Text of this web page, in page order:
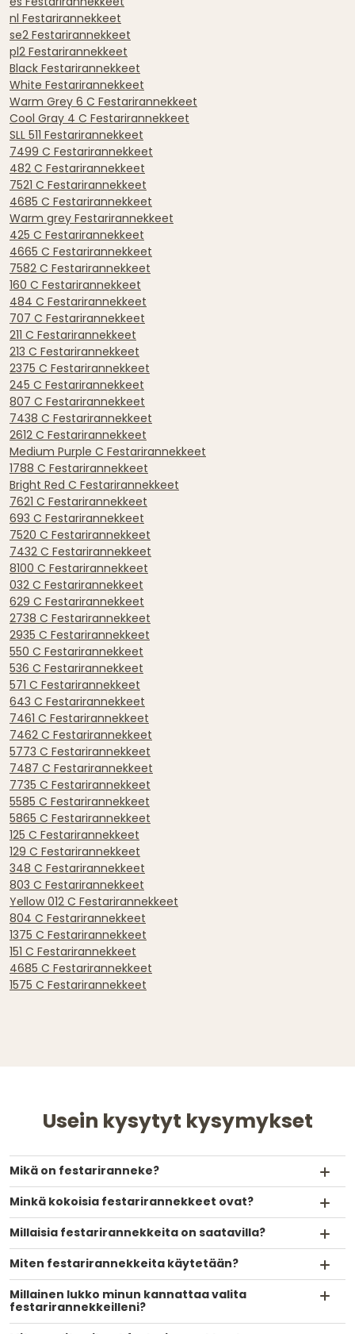
nl Festarirannekkeet
se2 Festarirannekkeet
pl2 Festarirannekkeet
Black Festarirannekkeet
White Festarirannekkeet
Warm Grey 6 C Festarirannekkeet
Cool Gray 4 C Festarirannekkeet
SLL 511 Festarirannekkeet
7499 C Festarirannekkeet
482 C Festarirannekkeet
7521 C Festarirannekkeet
4685 C Festarirannekkeet
Warm grey Festarirannekkeet
425 C Festarirannekkeet
4665 C Festarirannekkeet
7582 C Festarirannekkeet
160 C Festarirannekkeet
484 C Festarirannekkeet
707 C Festarirannekkeet
211 C Festarirannekkeet
213 C Festarirannekkeet
2375 C Festarirannekkeet
245 C Festarirannekkeet
807 C Festarirannekkeet
7438 C Festarirannekkeet
2612 C Festarirannekkeet
Medium Purple C Festarirannekkeet
1788 C Festarirannekkeet
Bright Red C Festarirannekkeet
7621 C Festarirannekkeet
693 C Festarirannekkeet
7520 C Festarirannekkeet
7432 C Festarirannekkeet
8100 C Festarirannekkeet
032 C Festarirannekkeet
629 C Festarirannekkeet
2738 C Festarirannekkeet
2935 C Festarirannekkeet
550 C Festarirannekkeet
536 C Festarirannekkeet
571 C Festarirannekkeet
643 C Festarirannekkeet
7461 C Festarirannekkeet
7462 C Festarirannekkeet
5773 C Festarirannekkeet
7487 C Festarirannekkeet
7735 C Festarirannekkeet
5585 C Festarirannekkeet
5865 C Festarirannekkeet
125 C Festarirannekkeet
129 C Festarirannekkeet
348 C Festarirannekkeet
803 C Festarirannekkeet
Yellow 012 C Festarirannekkeet
804 C Festarirannekkeet
1375 C Festarirannekkeet
151 C Festarirannekkeet
4685 C Festarirannekkeet
1575 C Festarirannekkeet
Usein kysytyt kysymykset
Mikä on festariranneke?
Minkä kokoisia festarirannekkeet ovat?
Millaisia festarirannekkeita on saatavilla?
Miten festarirannekkeita käytetään?
Millainen lukko minun kannattaa valita
festarirannekkeilleni?